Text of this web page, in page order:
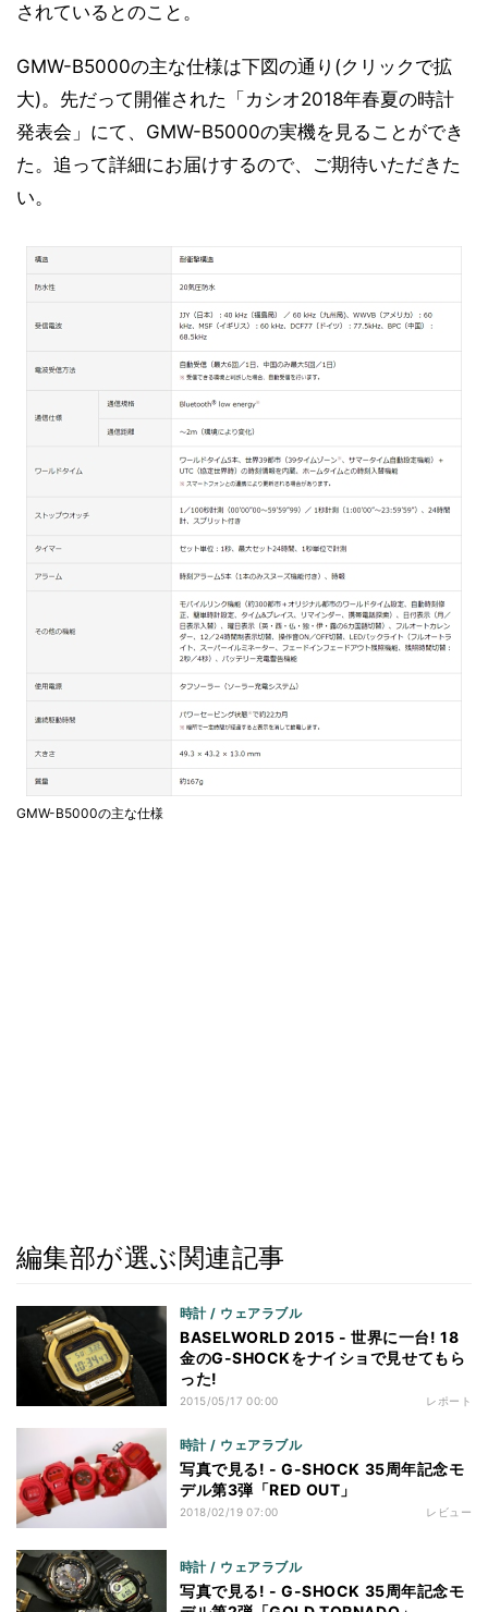
されているとのこと。
GMW-B5000の主な仕様は下図の通り(クリックで拡
大)。先だって開催された「カシオ2018年春夏の時計
発表会」にて、GMW-B5000の実機を見ることができ
た。追って詳細にお届けするので、ご期待いただきた
い。
GMW-B5000の主な仕様
編集部が選ぶ関連記事
時計 / ウェアラブル
BASELWORLD 2015 - 世界に一台! 18
金のG-SHOCKをナイショで見せてもら
った!
2015/05/17 00:00 レポート
時計 / ウェアラブル
写真で見る! - G-SHOCK 35周年記念モ
デル第3弾「RED OUT」
2018/02/19 07:00 レビュー
時計 / ウェアラブル
写真で見る! - G-SHOCK 35周年記念モ